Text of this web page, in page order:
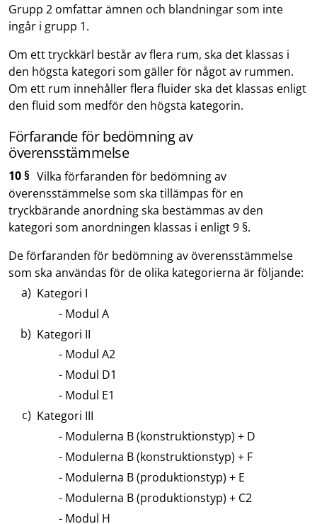
Grupp 2 omfattar ämnen och blandningar som inte
ingår i grupp 1.
Om ett tryckkärl består av flera rum, ska det klassas i
den högsta kategori som gäller för något av rummen.
Om ett rum innehåller flera fluider ska det klassas enligt
den fluid som medför den högsta kategorin.
Förfarande för bedömning av
överensstämmelse
10 § Vilka förfaranden för bedömning av
överensstämmelse som ska tillämpas för en
tryckbärande anordning ska bestämmas av den
kategori som anordningen klassas i enligt 9 §.
De förfaranden för bedömning av överensstämmelse
som ska användas för de olika kategorierna är följande:
Kategori I
Modul A
Kategori II
Modul A2
Modul D1
Modul E1
Kategori III
Modulerna B (konstruktionstyp) + D
Modulerna B (konstruktionstyp) + F
Modulerna B (produktionstyp) + E
Modulerna B (produktionstyp) + C2
Modul H